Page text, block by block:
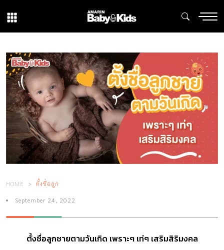
HOME ตั้งชื่อลูก
September 24, 2022
ตั้งชื่อลูกชายตามวันเกิด เพราะๆ เท่ๆ เสริมสิริมงคล